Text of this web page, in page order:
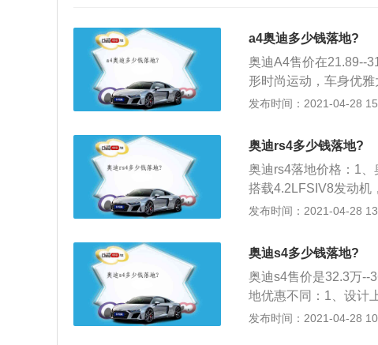
a4奥迪多少钱落地?
奥迪A4售价在21.89--
形时尚运动，车身优
动力和操控性较好；2
新A4正式上市；3、缺
油。4S店因机油问题
4、油耗一般奥迪A4L
同：在城市拥堵路况
日常驾驶绝大多数集中
发布时间：2021-04-28
奥迪rs4多少钱落地?
奥迪rs4落地价格：1
搭载4.2LFSIV8发动机
是Stronic7速双离合变
常宽泛的扭矩分配能
5%的扭矩，以使车辆
造，配备RS系列标志
气动力学套件以提供更
发布时间：2021-04-28
奥迪s4多少钱落地?
奥迪s4售价是32.3万--
地优惠不同：1、设计
排气时动力的损失更
发布时间：2021-04-28